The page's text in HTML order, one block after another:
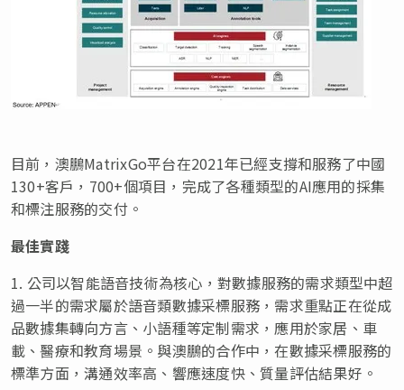
目前，澳鵬MatrixGo平台在2021年已經支撐和服務了中國
130+客戶，700+個項目，完成了各種類型的AI應用的採集
和標注服務的交付。
最佳實踐
1. 公司以智能語音技術為核心，對數據服務的需求類型中超
過一半的需求屬於語音類數據采標服務，需求重點正在從成
品數據集轉向方言、小語種等定制需求，應用於家居、車
載、醫療和教育場景。與澳鵬的合作中，在數據采標服務的
標準方面，溝通效率高、響應速度快、質量評估結果好。